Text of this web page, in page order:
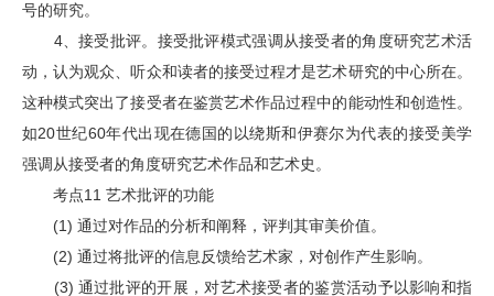
号的研究。
4、接受批评。接受批评模式强调从接受者的角度研究艺术活
动，认为观众、听众和读者的接受过程才是艺术研究的中心所在。
这种模式突出了接受者在鉴赏艺术作品过程中的能动性和创造性。
如20世纪60年代出现在德国的以绕斯和伊赛尔为代表的接受美学
强调从接受者的角度研究艺术作品和艺术史。
考点11 艺术批评的功能
(1) 通过对作品的分析和阐释，评判其审美价值。
(2) 通过将批评的信息反馈给艺术家，对创作产生影响。
(3) 通过批评的开展，对艺术接受者的鉴赏活动予以影响和指